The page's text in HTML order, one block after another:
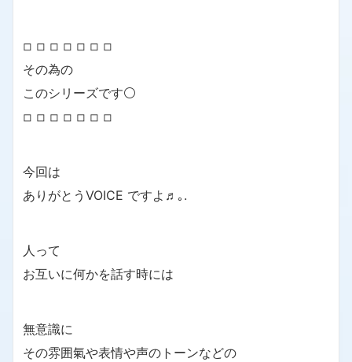
◽︎ ◽︎ ◽︎ ◽︎ ◽︎ ◽︎ ◽︎
その為の
このシリーズです⚪
◽︎ ◽︎ ◽︎ ◽︎ ◽︎ ◽︎ ◽︎
今回は
ありがとうVOICE ですよ♬｡.
人って
お互いに何かを話す時には
無意識に
その雰囲氣や表情や声のトーンなどの